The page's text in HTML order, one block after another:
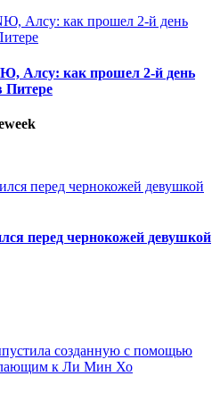
Алсу: как прошел 2-й день
Питере
перед чернокожей девушкой